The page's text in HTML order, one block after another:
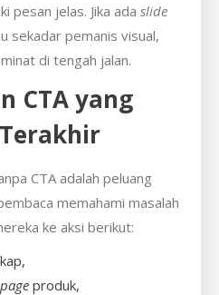
pesan jelas. Jika ada slide
sekadar pemanis visual,
di tengah jalan.
CTA yang
Terakhir
CTA adalah peluang
memahami masalah
ke aksi berikut:
produk,